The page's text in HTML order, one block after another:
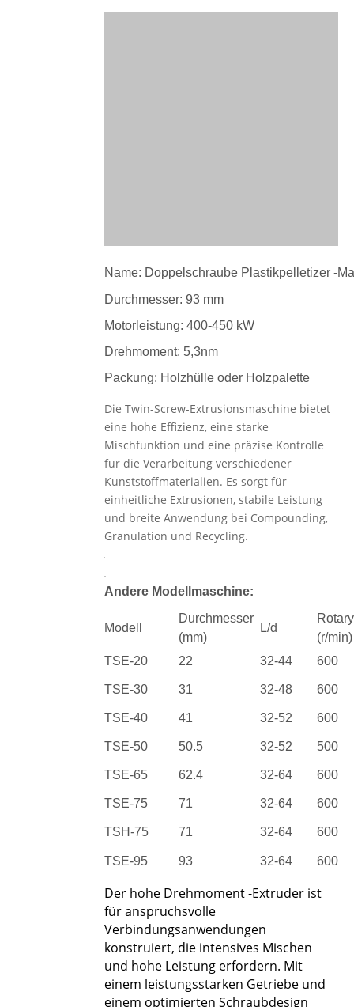
Name: Doppelschraube Plastikpelletizer -
Durchmesser: 93 mm
Motorleistung: 400-450 kW
Drehmoment: 5,3nm
Packung: Holzhülle oder Holzpalette
Die Twin-Screw-Extrusionsmaschine bietet
eine hohe Effizienz, eine starke
Mischfunktion und eine präzise Kontrolle
für die Verarbeitung verschiedener
Kunststoffmaterialien. Es sorgt für
einheitliche Extrusionen, stabile Leistung
und breite Anwendung bei Compounding,
Granulation und Recycling.
Andere Modellmaschine:
Modell
Durchmesser
(mm)
L/d
Rotary
(r/min)
TSE-20
22 32-44 600
TSE-30 31 32-48 600
TSE-40 41 32-52 600
TSE-50 50.5 32-52 500
TSE-65 62.4 32-64 600
TSE-75 71 32-64 600
TSH-75 71 32-64 600
TSE-95 93 32-64 600
Der hohe Drehmoment -Extruder ist
für anspruchsvolle
Verbindungsanwendungen
konstruiert, die intensives Mischen
und hohe Leistung erfordern. Mit
einem leistungsstarken Getriebe und
einem optimierten Schraubdesign